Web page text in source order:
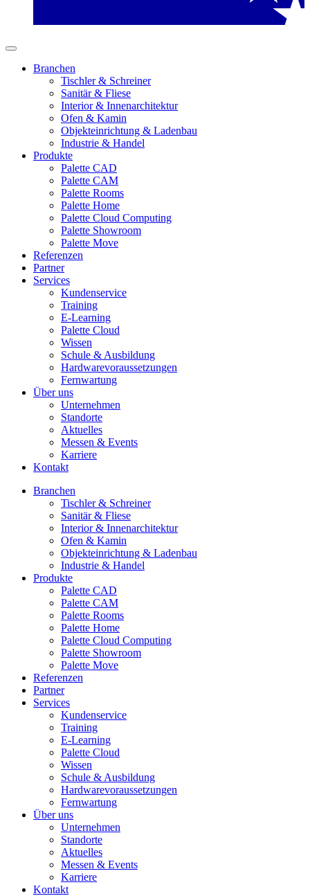
Branchen
Tischler & Schreiner
Sanitär & Fliese
Interior & Innenarchitektur
Ofen & Kamin
Objekteinrichtung & Ladenbau
Industrie & Handel
Produkte
Palette CAD
Palette CAM
Palette Rooms
Palette Home
Palette Cloud Computing
Palette Showroom
Palette Move
Referenzen
Partner
Services
Kundenservice
Training
E-Learning
Palette Cloud
Wissen
Schule & Ausbildung
Hardwarevoraussetzungen
Fernwartung
Über uns
Unternehmen
Standorte
Aktuelles
Messen & Events
Karriere
Kontakt
Branchen
Tischler & Schreiner
Sanitär & Fliese
Interior & Innenarchitektur
Ofen & Kamin
Objekteinrichtung & Ladenbau
Industrie & Handel
Produkte
Palette CAD
Palette CAM
Palette Rooms
Palette Home
Palette Cloud Computing
Palette Showroom
Palette Move
Referenzen
Partner
Services
Kundenservice
Training
E-Learning
Palette Cloud
Wissen
Schule & Ausbildung
Hardwarevoraussetzungen
Fernwartung
Über uns
Unternehmen
Standorte
Aktuelles
Messen & Events
Karriere
Kontakt